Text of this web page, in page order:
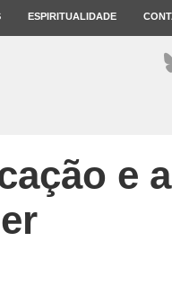
ESPIRITUALIDADE
e